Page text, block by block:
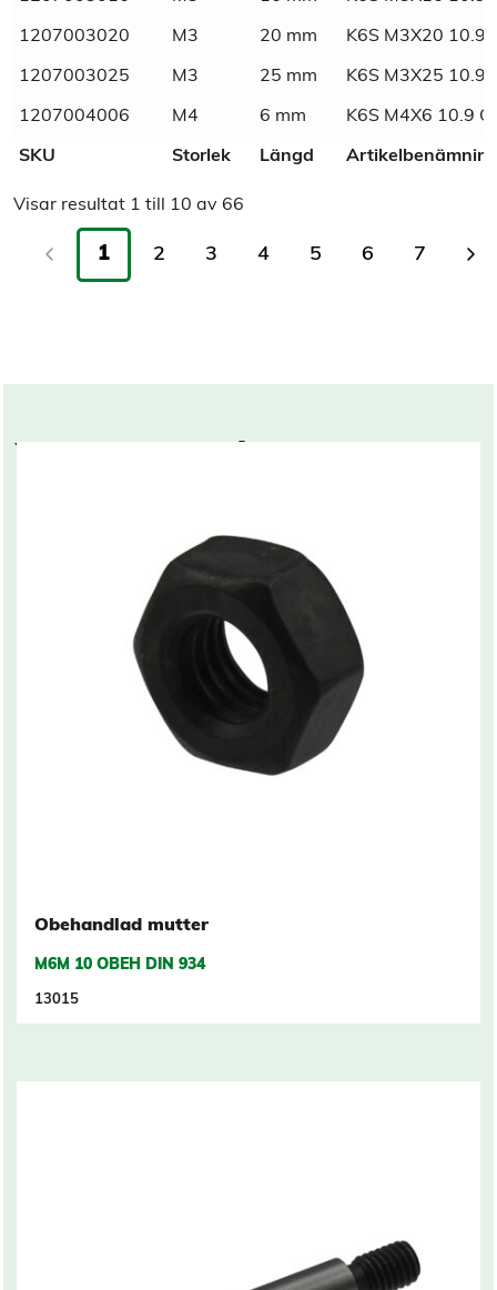
Tull/ Tariff 73181568
1207003020 M3 20 mm K6S M3X20 10.9
1207003025 M3 25 mm K6S M3X25 10.9
1207004006 M4 6 mm K6S M4X6 10.9
SKU Storlek Längd
Visar resultat 1 till 10 av 66
1 2 3 4 5 6 7
You may also like…
Obehandlad mutter
M6M 10 OBEH DIN 934
13015